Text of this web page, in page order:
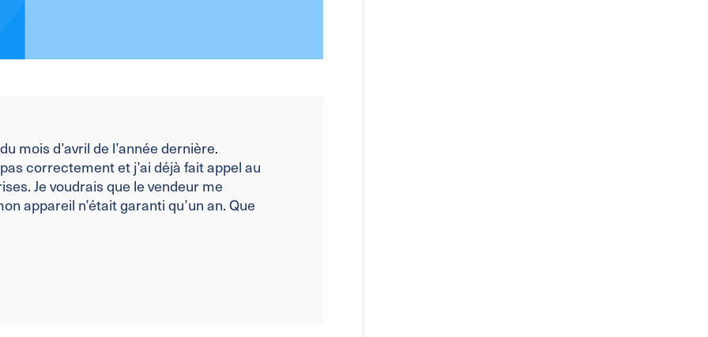
mois d’avril de l’année dernière.
correctement et j’ai déjà fait appel au
Je voudrais que le vendeur me
appareil n’était garanti qu’un an. Que